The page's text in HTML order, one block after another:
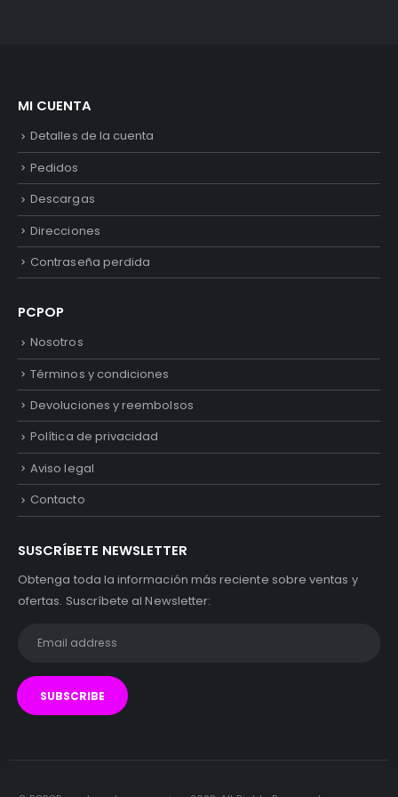
MI CUENTA
Detalles de la cuenta
Pedidos
Descargas
Direcciones
Contraseña perdida
PCPOP
Nosotros
Términos y condiciones
Devoluciones y reembolsos
Política de privacidad
Aviso legal
Contacto
SUSCRÍBETE NEWSLETTER
Obtenga toda la información más reciente sobre ventas y
ofertas. Suscríbete al Newsletter: